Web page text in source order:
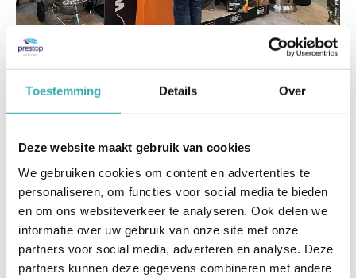
Toestemming Details Over
Deze website maakt gebruik van cookies
We gebruiken cookies om content en advertenties te
personaliseren, om functies voor social media te bieden
en om ons websiteverkeer te analyseren. Ook delen we
informatie over uw gebruik van onze site met onze
partners voor social media, adverteren en analyse. Deze
partners kunnen deze gegevens combineren met andere
Welkoop bestelzuil
Welkoop vestigingen. Klanten maken gebruik van
de bestelzuilen zoals bedoeld: “Enerzijds om
informatie over producten op te vragen,
bestellingen te doen en deze aan de kassa af te
rekenen en anderzijds om klantenpassen op te
registreren. Ook aanbiedingen komen in beeld via
de zuil. Bij bestellingen kan de klant kiezen of